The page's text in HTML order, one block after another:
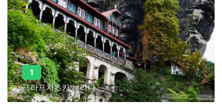
1
프라프치츠카 브라나